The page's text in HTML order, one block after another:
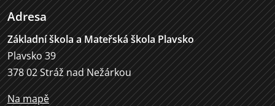
Adresa
Základní škola a Mateřská škola Plavsko
Plavsko 39
378 02 Stráž nad Nežárkou
Na mapě